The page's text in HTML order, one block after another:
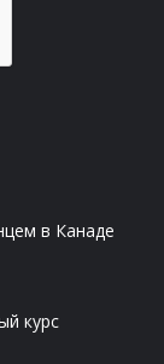
в Канаде
курс